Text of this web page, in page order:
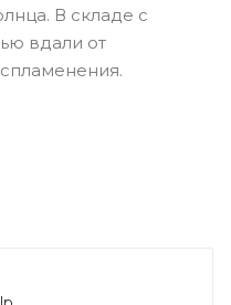
В складе с
вдали от